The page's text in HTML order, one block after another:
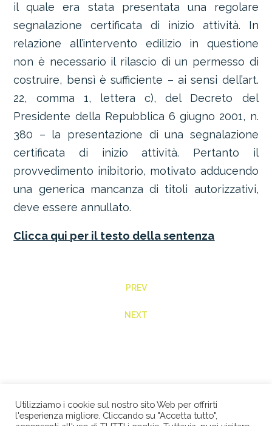
il quale era stata presentata una regolare
segnalazione certificata di inizio attività. In
relazione all’intervento edilizio in questione
non è necessario il rilascio di un permesso di
costruire, bensì è sufficiente – ai sensi dell’art.
22, comma 1, lettera c), del Decreto del
Presidente della Repubblica 6 giugno 2001, n.
380 – la presentazione di una segnalazione
certificata di inizio attività. Pertanto il
provvedimento inibitorio, motivato adducendo
una generica mancanza di titoli autorizzativi,
deve essere annullato.
Clicca qui per il testo della sentenza
PREV
NEXT
Utilizziamo i cookie sul nostro sito Web per offrirti
l'esperienza migliore. Cliccando su "Accetta tutto",